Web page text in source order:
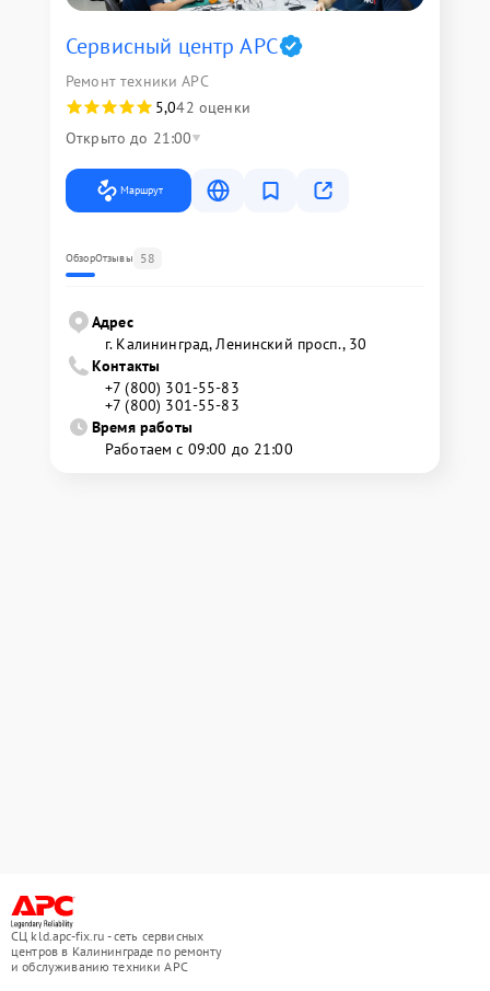
Сервисный центр APC
Ремонт техники APC
5,042 оценки
Открыто до 21:00
Маршрут
ОбзорОтзывы 58
Адрес
г. Калининград, Ленинский просп., 30
Контакты
+7 (800) 301-55-83
+7 (800) 301-55-83
Время работы
Работаем с 09:00 до 21:00
СЦ kld.apc-fix.ru - сеть сервисных
центров в Калининграде по ремонту
и обслуживанию техники APC